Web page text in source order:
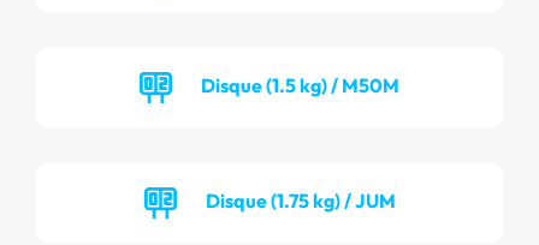
Disque (1.5 kg) / M50M
Disque (1.75 kg) / JUM